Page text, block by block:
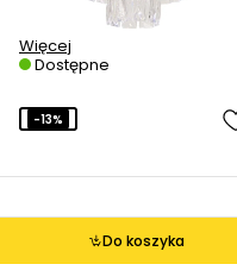
Więcej
Dostępne
Do koszyka
-13%